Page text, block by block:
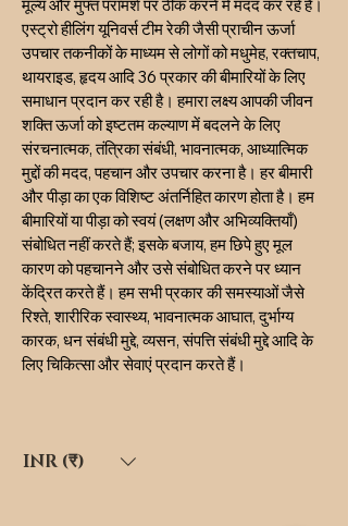
मूल्य और मुफ्त परामर्श पर ठीक करने में मदद कर रहे हैं।
एस्ट्रो हीलिंग यूनिवर्स टीम रेकी जैसी प्राचीन ऊर्जा
उपचार तकनीकों के माध्यम से लोगों को मधुमेह, रक्तचाप,
थायराइड, हृदय आदि 36 प्रकार की बीमारियों के लिए
समाधान प्रदान कर रही है। हमारा लक्ष्य आपकी जीवन
शक्ति ऊर्जा को इष्टतम कल्याण में बदलने के लिए
संरचनात्मक, तंत्रिका संबंधी, भावनात्मक, आध्यात्मिक
मुद्दों की मदद, पहचान और उपचार करना है। हर बीमारी
और पीड़ा का एक विशिष्ट अंतर्निहित कारण होता है। हम
बीमारियों या पीड़ा को स्वयं (लक्षण और अभिव्यक्तियाँ)
संबोधित नहीं करते हैं; इसके बजाय, हम छिपे हुए मूल
कारण को पहचानने और उसे संबोधित करने पर ध्यान
केंद्रित करते हैं। हम सभी प्रकार की समस्याओं जैसे
रिश्ते, शारीरिक स्वास्थ्य, भावनात्मक आघात, दुर्भाग्य
कारक, धन संबंधी मुद्दे, व्यसन, संपत्ति संबंधी मुद्दे आदि के
लिए चिकित्सा और सेवाएं प्रदान करते हैं।
INR (₹)